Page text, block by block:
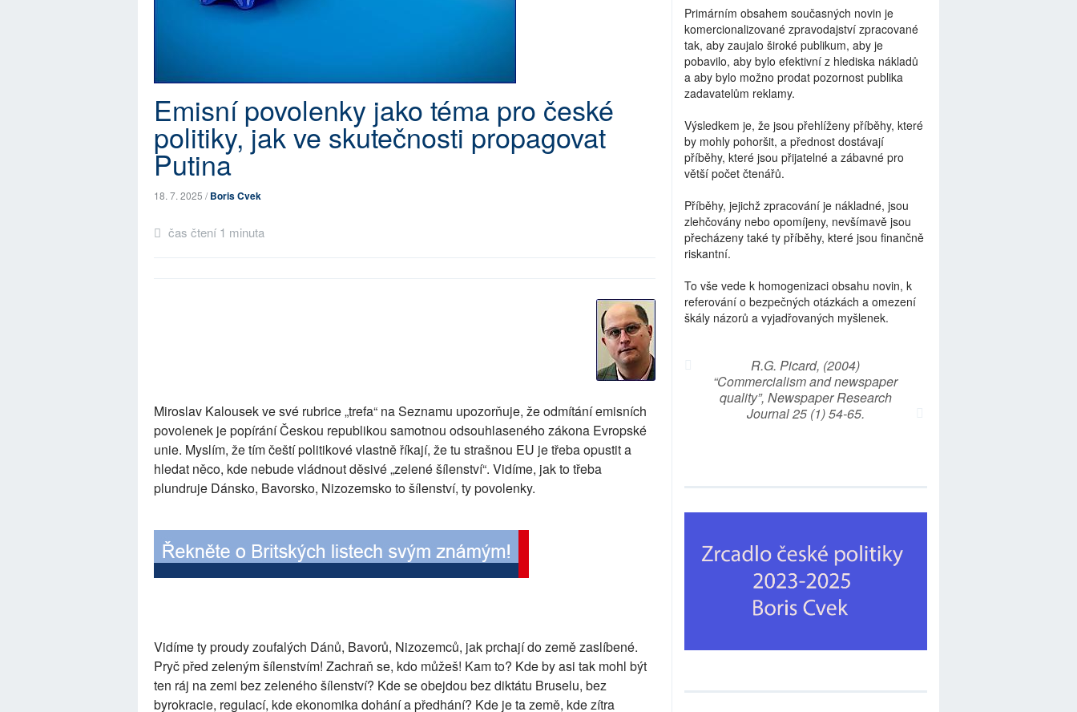
Emisní povolenky jako téma pro české
politiky, jak ve skutečnosti propagovat
Putina
18. 7. 2025 /Boris Cvek
čas čtení 1 minuta
Miroslav Kalousek ve své rubrice „trefa“ na Seznamu upozorňuje, že odmítání emisních
povolenek je popírání Českou republikou samotnou odsouhlaseného zákona Evropské
unie. Myslím, že tím čeští politikové vlastně říkají, že tu strašnou EU je třeba opustit a
hledat něco, kde nebude vládnout děsivé „zelené šílenství“. Vidíme, jak to třeba
plundruje Dánsko, Bavorsko, Nizozemsko to šílenství, ty povolenky.
Vidíme ty proudy zoufalých Dánů, Bavorů, Nizozemců, jak prchají do země zaslíbené.
Pryč před zeleným šílenstvím! Zachraň se, kdo můžeš! Kam to? Kde by asi tak mohl být
ten ráj na zemi bez zeleného šílenství? Kde se obejdou bez diktátu Bruselu, bez
byrokracie, regulací, kde ekonomika dohání a předhání? Kde je ta země, kde zítra
Primárním obsahem současných novin je
komercionalizované zpravodajství zpracované
tak, aby zaujalo široké publikum, aby je
pobavilo, aby bylo efektivní z hlediska nákladů
a aby bylo možno prodat pozornost publika
zadavatelům reklamy.
Výsledkem je, že jsou přehlíženy příběhy, které
by mohly pohoršit, a přednost dostávají
příběhy, které jsou přijatelné a zábavné pro
větší počet čtenářů.
Příběhy, jejichž zpracování je nákladné, jsou
zlehčovány nebo opomíjeny, nevšímavě jsou
přecházeny také ty příběhy, které jsou finančně
riskantní.
To vše vede k homogenizaci obsahu novin, k
referování o bezpečných otázkách a omezení
škály názorů a vyjadřovaných myšlenek.
R.G. Picard, (2004)
“Commercialism and newspaper
quality”, Newspaper Research
Journal 25 (1) 54-65.